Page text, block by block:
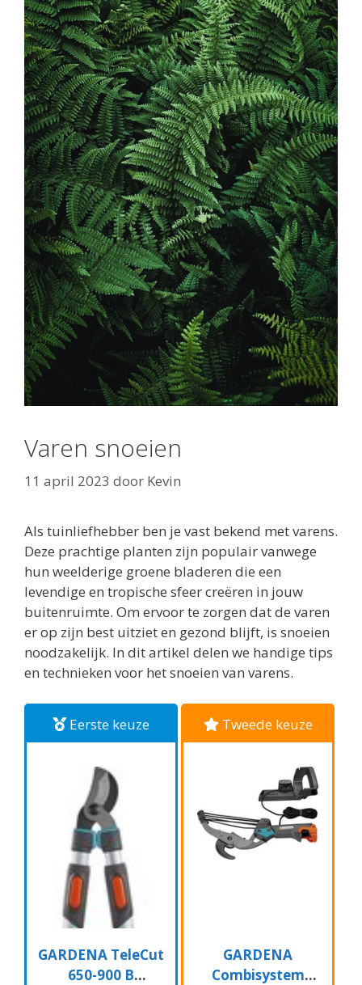
Varen snoeien
11 april 2023 door Kevin
Als tuinliefhebber ben je vast bekend met varens.
Deze prachtige planten zijn populair vanwege
hun weelderige groene bladeren die een
levendige en tropische sfeer creëren in jouw
buitenruimte. Om ervoor te zorgen dat de varen
er op zijn best uitziet en gezond blijft, is snoeien
noodzakelijk. In dit artikel delen we handige tips
en technieken voor het snoeien van varens.
Eerste keuze
GARDENA TeleCut
650-900 B
Tweede keuze
GARDENA
Combisystem